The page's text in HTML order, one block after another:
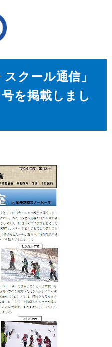
クール通信」
を掲載しまし